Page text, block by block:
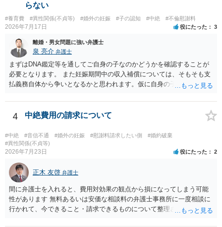
らない
#養育費 #異性関係(不貞等) #婚外の妊娠 #子の認知 #中絶 #不倫慰謝料
2026年7月17日 役にたった 3
離婚・男女問題に強い弁護士
泉 亮介 弁護士
まずはDNA鑑定等を通してご自身の子なのかどうかを確認することが
必要となります。 また妊娠期間中の収入補償については、そもそも支
払義務自体から争いとなるかと思われます。仮に自身の子であったと
相手に弁護士がついているということであれば、依頼をするかしない
かは別として一度ご自身も個別に弁護士に相談をされたほうが良いで
4 中絶費用の請求について
#中絶 #音信不通 #婚外の妊娠 #慰謝料請求したい側
#婚約破棄
#異性関係(不貞等)
2026年7月23日 役にたった 2
正木 友啓 弁護士
間に弁護士を入れると、費用対効果の観点から損になってしまう可能
性があります 無料あるいは安価な相談料の弁護士事務所に一度相談に
行かれて、今できること・請求できるものについて整理されるのがよ